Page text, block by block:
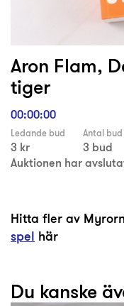
Aron Flam,
tiger
00:00:00
Ledande bud
3 kr
Antal bud
3 bud
Auktionen har
Hitta fler av
spel här
Du kanske